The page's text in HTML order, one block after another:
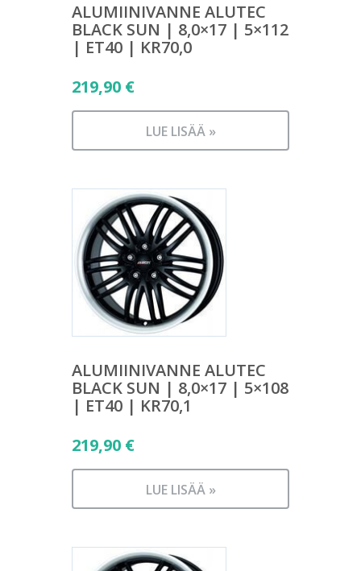
ALUMIINIVANNE ALUTEC
BLACK SUN | 8,0×17 | 5×112
| ET40 | KR70,0
219,90 €
LUE LISÄÄ »
ALUMIINIVANNE ALUTEC
BLACK SUN | 8,0×17 | 5×108
| ET40 | KR70,1
219,90 €
LUE LISÄÄ »